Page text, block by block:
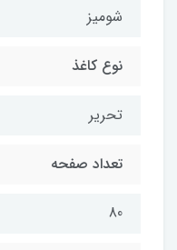
شومیز
نوع کاغذ
تحریر
تعداد صفحه
80